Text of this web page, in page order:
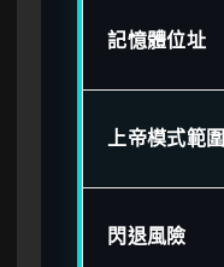
記憶體位址
上帝模式範圍
閃退風險